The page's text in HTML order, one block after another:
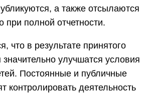
а также отсылаются
при полной отчетности.
что в результате принятого
улучшатся условия
Постоянные и публичные
контролировать деятельность